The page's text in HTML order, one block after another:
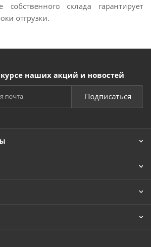
собственного склада гарантирует
отгрузки.
наших акций и новостей
Подписаться